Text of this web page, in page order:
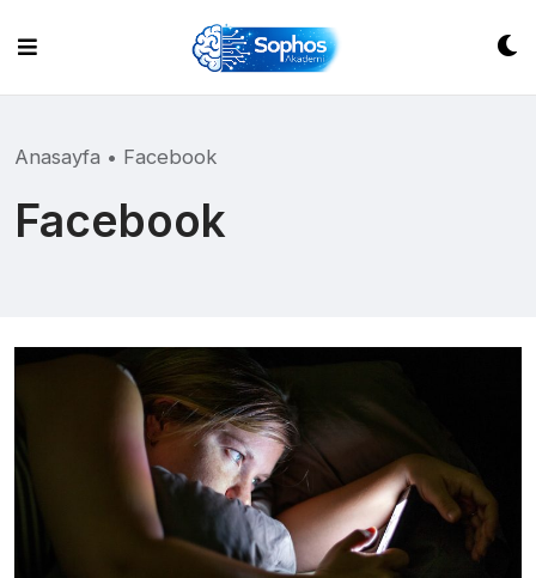
content
Anasayfa • Facebook
Facebook